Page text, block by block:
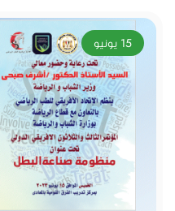
15 يونيو